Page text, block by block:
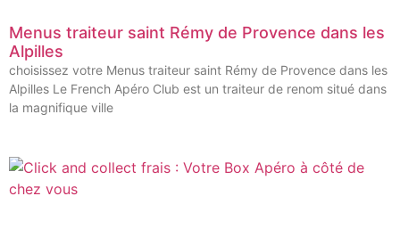
Menus traiteur saint Rémy de Provence dans les
Alpilles
choisissez votre Menus traiteur saint Rémy de Provence dans les
Alpilles Le French Apéro Club est un traiteur de renom situé dans
la magnifique ville